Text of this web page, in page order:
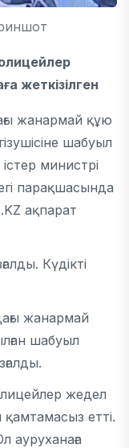
жеткізілген
жанармай құю
шабуыл
министрі
парақшасында
ақпарат
Күдікті
жанармай
шабуыл
жедел
қамтамасыз етті.
ауруханаға